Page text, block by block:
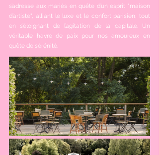
s’adresse aux mariés en quête d’un esprit "maison
d’artiste", alliant le luxe et le confort parisien, tout
en s’éloignant de l’agitation de la capitale. Un
véritable havre de paix pour nos amoureux en
quête de sérénité.